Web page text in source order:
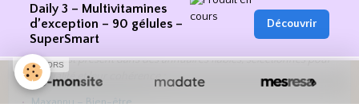
RÉFÉRENCEMENT & PRÉSENCE WEB
VOGOT est présent dans des annuaires fiables, sélectionnés pour
leur qualité et leur cohérence :
Daily 3 – Multivitamines
d’exception – 90 gélules –
SuperSmart
Découvrir
SPONSORS